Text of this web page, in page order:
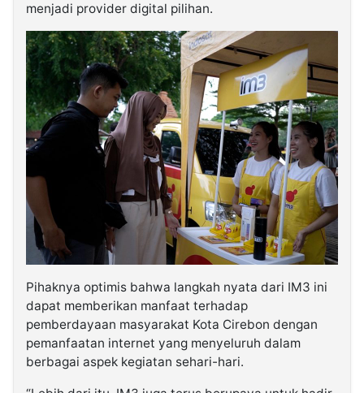
menjadi provider digital pilihan.
Pihaknya optimis bahwa langkah nyata dari IM3 ini
dapat memberikan manfaat terhadap
pemberdayaan masyarakat Kota Cirebon dengan
pemanfaatan internet yang menyeluruh dalam
berbagai aspek kegiatan sehari-hari.